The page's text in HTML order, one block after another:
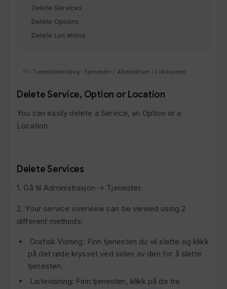
Delete Services
Delete Options
Delete Locations
Tjenestekatalog Tjenester / Alternativer / Lokasjoner
Delete Service, Option or Location
You can easily delete a Service, an Option or a
Location.
Delete Services
1. Gå til Administrasjon → Tjenester.
2. Your service overview can be viewed using 2
different methods:
Grafisk Visning: Finn tjenesten du vil slette og klikk
på det røde krysset ved siden av den for å slette
tjenesten.
Listevisning: Finn tjenesten, klikk på de tre